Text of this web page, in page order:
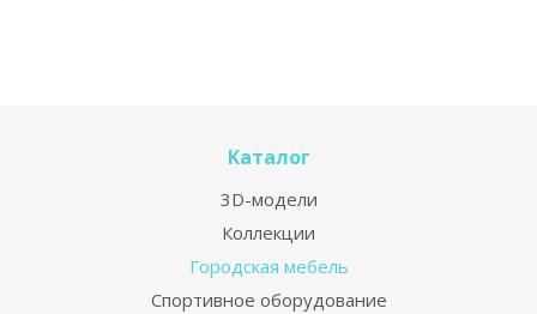
Каталог
3D-модели
Коллекции
Городская мебель
Спортивное оборудование